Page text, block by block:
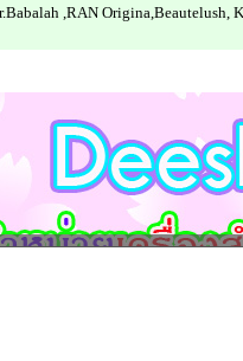
,RAN Origina,Beautelush,